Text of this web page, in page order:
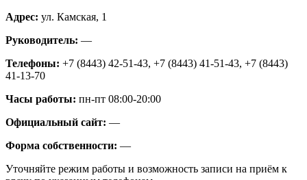
Адрес: ул. Камская, 1
Руководитель: —
Телефоны: +7 (8443) 42-51-43, +7 (8443) 41-51-43, +7 (8443)
41-13-70
Часы работы: пн-пт 08:00-20:00
Официальный сайт: —
Форма собственности: —
Уточняйте режим работы и возможность записи на приём к